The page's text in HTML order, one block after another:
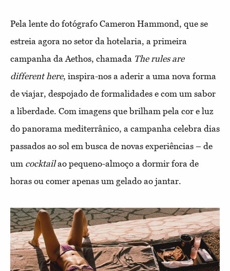
Pela lente do fotógrafo Cameron Hammond, que se
estreia agora no setor da hotelaria, a primeira
campanha da Aethos, chamada The rules are
different here, inspira-nos a aderir a uma nova forma
de viajar, despojado de formalidades e com um sabor
a liberdade. Com imagens que brilham pela cor e luz
do panorama mediterrânico, a campanha celebra dias
passados ao sol em busca de novas experiências – de
um cocktailao pequeno-almoço a dormir fora de
horas ou comer apenas um gelado ao jantar.